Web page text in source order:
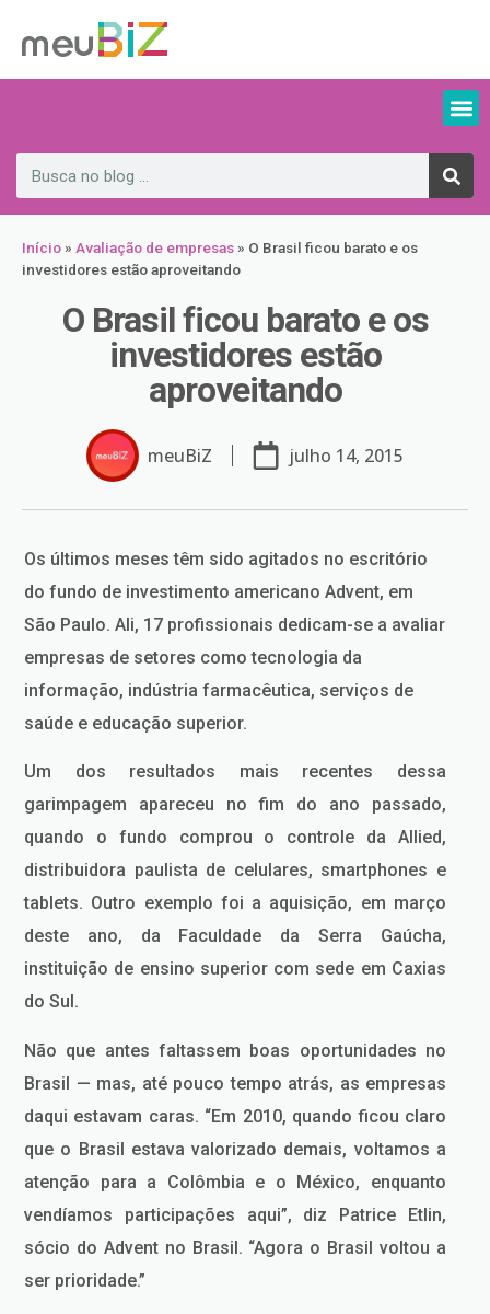
Início » Avaliação de empresas » O Brasil ficou barato e os
investidores estão aproveitando
O Brasil ficou barato e os
investidores estão
aproveitando
meuBiZ julho 14, 2015
Os últimos meses têm sido agitados no escritório
do fundo de investimento americano Advent, em
São Paulo. Ali, 17 profissionais dedicam-se a avaliar
empresas de setores como tecnologia da
informação, indústria farmacêutica, serviços de
saúde e educação superior.
Um dos resultados mais recentes dessa
garimpagem apareceu no fim do ano passado,
quando o fundo comprou o controle da Allied,
distribuidora paulista de celulares, smartphones e
tablets. Outro exemplo foi a aquisição, em março
deste ano, da Faculdade da Serra Gaúcha,
instituição de ensino superior com sede em Caxias
do Sul.
Não que antes faltassem boas oportunidades no
Brasil — mas, até pouco tempo atrás, as empresas
daqui estavam caras. “Em 2010, quando ficou claro
que o Brasil estava valorizado demais, voltamos a
atenção para a Colômbia e o México, enquanto
vendíamos participações aqui”, diz Patrice Etlin,
sócio do Advent no Brasil. “Agora o Brasil voltou a
ser prioridade.”